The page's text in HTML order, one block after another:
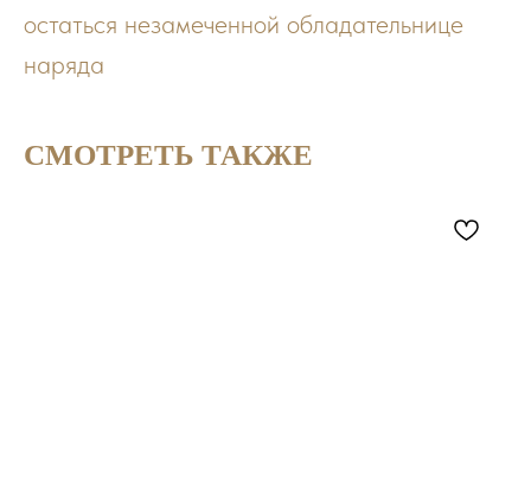
остаться незамеченной обладательнице
наряда
СМОТРЕТЬ ТАКЖЕ